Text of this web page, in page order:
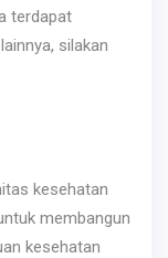
terdapat
silakan
kesehatan
membangun
kesehatan